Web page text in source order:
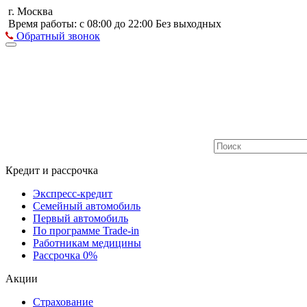
г. Москва
Время работы: с 08:00 до 22:00 Без выходных
Обратный звонок
Кредит и рассрочка
Экспресс-кредит
Семейный автомобиль
Первый автомобиль
По программе Trade-in
Работникам медицины
Рассрочка 0%
Акции
Страхование